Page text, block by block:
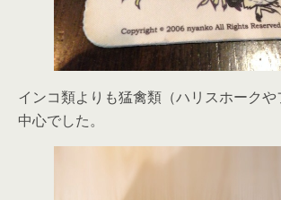
インコ類よりも猛禽類（ハリスホーク
中心でした。